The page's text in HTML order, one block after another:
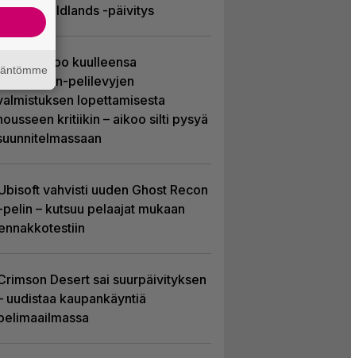
Wildlands -päivitys
Sony kertoo kuulleensa
PlayStation-pelilevyjen
lopettamisesta
kritiikin – aikoo silti pysyä
vahvisti uuden Ghost Recon
pelin – kutsuu pelaajat mukaan
Desert sai suurpäivityksen
uudistaa kaupankäyntiä